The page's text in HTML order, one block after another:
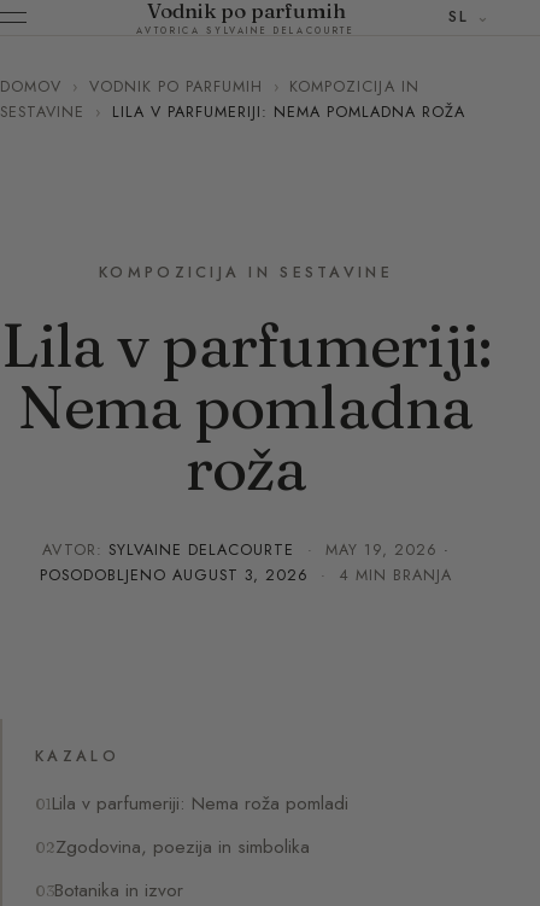
Vodnik po parfumih
AVTORICA SYLVAINE DELACOURTE
SL
DOMOV › VODNIK PO PARFUMIH › KOMPOZICIJA IN
SESTAVINE
› LILA V PARFUMERIJI: NEMA POMLADNA ROŽA
KOMPOZICIJA IN SESTAVINE
Lila v parfumeriji:
Nema pomladna
roža
AVTOR: SYLVAINE DELACOURTE · MAY 19, 2026 ·
POSODOBLJENO AUGUST 3, 2026 · 4 MIN BRANJA
KAZALO
Lila v parfumeriji: Nema roža pomladi
Zgodovina, poezija in simbolika
Botanika in izvor